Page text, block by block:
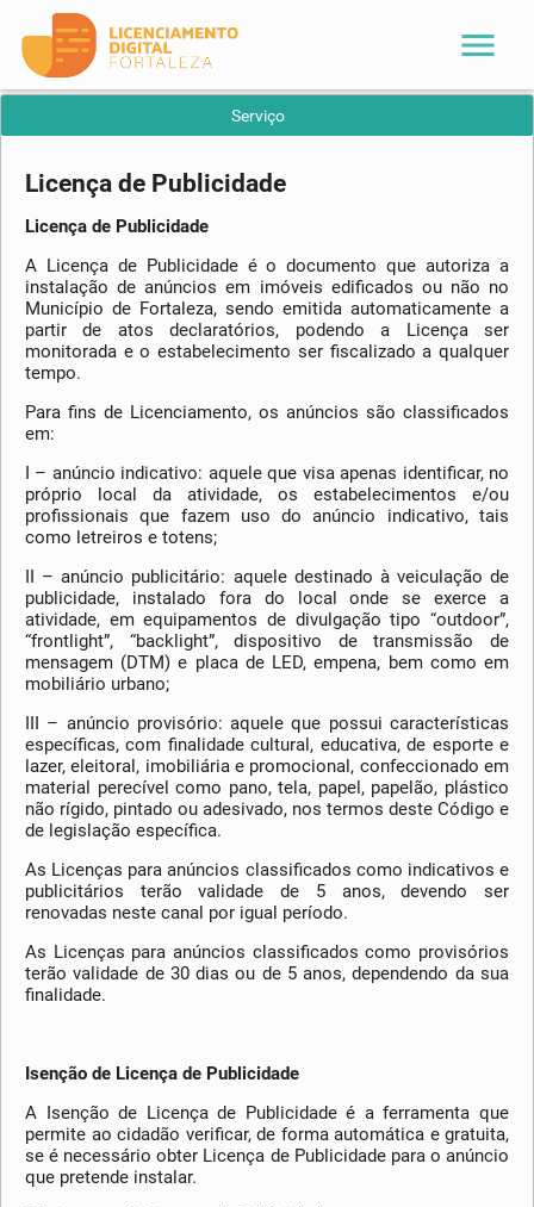
menu
Serviço
Licença de Publicidade
Licença de Publicidade
A Licença de Publicidade é o documento que autoriza a
instalação de anúncios em imóveis edificados ou não no
Município de Fortaleza, sendo emitida automaticamente a
partir de atos declaratórios, podendo a Licença ser
monitorada e o estabelecimento ser fiscalizado a qualquer
tempo.
Para fins de Licenciamento, os anúncios são classificados
em:
I – anúncio indicativo: aquele que visa apenas identificar, no
próprio local da atividade, os estabelecimentos e/ou
profissionais que fazem uso do anúncio indicativo, tais
como letreiros e totens;
II – anúncio publicitário: aquele destinado à veiculação de
publicidade, instalado fora do local onde se exerce a
atividade, em equipamentos de divulgação tipo “outdoor”,
“frontlight”, “backlight”, dispositivo de transmissão de
mensagem (DTM) e placa de LED, empena, bem como em
mobiliário urbano;
III – anúncio provisório: aquele que possui características
específicas, com finalidade cultural, educativa, de esporte e
lazer, eleitoral, imobiliária e promocional, confeccionado em
material perecível como pano, tela, papel, papelão, plástico
não rígido, pintado ou adesivado, nos termos deste Código e
de legislação específica.
As Licenças para anúncios classificados como indicativos e
publicitários terão validade de 5 anos, devendo ser
renovadas neste canal por igual período.
As Licenças para anúncios classificados como provisórios
terão validade de 30 dias ou de 5 anos, dependendo da sua
finalidade.
Isenção de Licença de Publicidade
A Isenção de Licença de Publicidade é a ferramenta que
permite ao cidadão verificar, de forma automática e gratuita,
se é necessário obter Licença de Publicidade para o anúncio
que pretende instalar.